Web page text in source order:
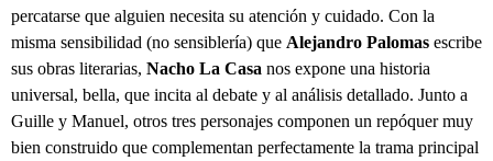
percatarse que alguien necesita su atención y cuidado. Con la
misma sensibilidad (no sensiblería) que Alejandro Palomas escribe
sus obras literarias, Nacho La Casa nos expone una historia
universal, bella, que incita al debate y al análisis detallado. Junto a
Guille y Manuel, otros tres personajes componen un repóquer muy
bien construido que complementan perfectamente la trama principal